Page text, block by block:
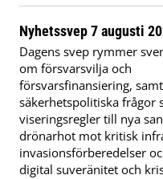
Nyhetssvep 7 augusti
Dagens svep rymmer
om försvarsvilja och
försvarsfinansiering,
säkerhetspolitiska frågor
viseringsregler till nya
drönarhot mot kritisk
invasionsförberedelser
digital suveränitet och